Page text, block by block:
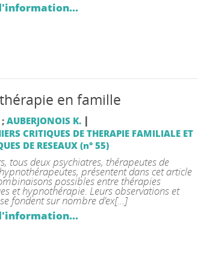
en famille
AUBERJONOIS K. |
CRITIQUES DE THERAPIE FAMILIALE ET
DE RESEAUX (n° 55)
tous deux psychiatres, thérapeutes de
présentent dans cet article
possibles entre thérapies
et hypnothérapie. Leurs observations et
fondent sur nombre d’ex[...]